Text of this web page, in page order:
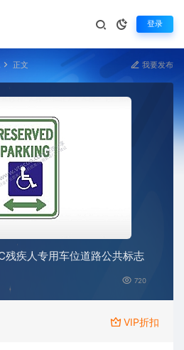
登录
正文 我要发布
残疾人专用车位道路公共标志
720
VIP折扣